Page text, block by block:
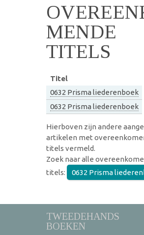
MENDE
TITELS
Titel
0632 Prisma liederenboek
0632 Prisma liederenboek
Hierboven zijn andere
artikelen met
titels vermeld.
Zoek naar alle
titels:
0632 Prisma
TWEEDEHANDS
BOEKEN